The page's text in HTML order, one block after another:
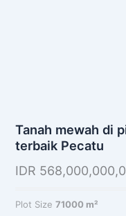
Tanah mewah di
terbaik Pecatu
IDR
Plot Size 71000 m²